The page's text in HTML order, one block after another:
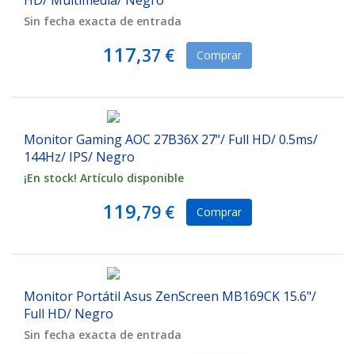
Sin fecha exacta de entrada
117,37 € Comprar
Monitor Gaming AOC 27B36X 27"/ Full HD/ 0.5ms/
144Hz/ IPS/ Negro
¡En stock! Artículo disponible
119,79 € Comprar
Monitor Portátil Asus ZenScreen MB169CK 15.6"/
Full HD/ Negro
Sin fecha exacta de entrada